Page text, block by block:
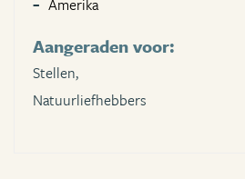
Amerika
Aangeraden voor:
Stellen,
Natuurliefhebbers